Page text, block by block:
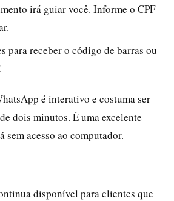
irá guiar você. Informe o CPF
para receber o código de barras ou
é interativo e costuma ser
dois minutos. É uma excelente
sem acesso ao computador.
disponível para clientes que